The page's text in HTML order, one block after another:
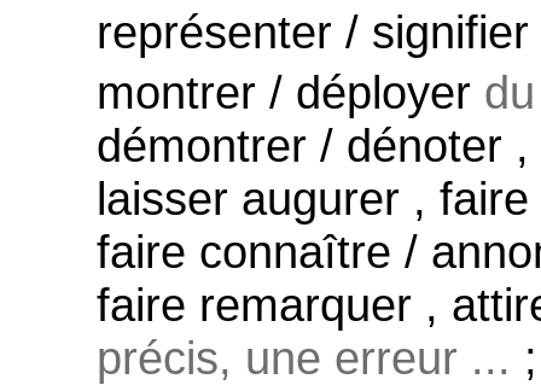
représenter /
montrer / déployer
démontrer / dénoter
laisser augurer ,
faire connaître /
faire remarquer ,
précis, une erreur ...